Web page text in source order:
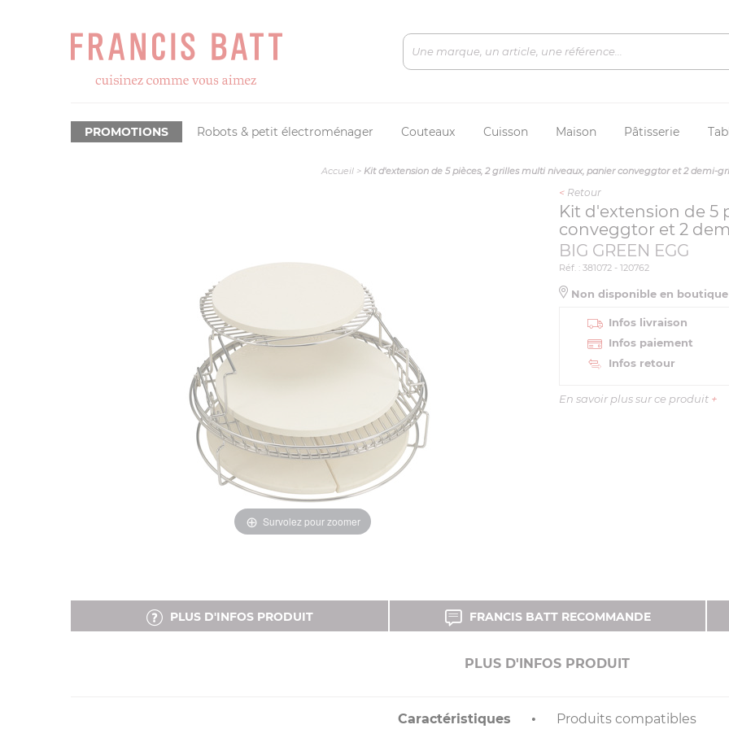
Robots & petit électroménager Couteaux Cuisson Maison Pâtisserie
PROMOTIONS
Accueil> Kit d'extension de 5 pièces, 2 grilles multi niveaux, panier conveggtor et 2 demi-
Survolez pour zoomer
< Retour
Kit d'extension de 5
conveggtor et 2
BIG GREEN EGG
Réf. : 381072 - 120762
Non disponible en boutique
Infos livraison
Infos paiement
Infos retour
En savoir plus sur ce produit +
PLUS D'INFOS PRODUIT FRANCIS BATT RECOMMANDE
PLUS D'INFOS PRODUIT
Caractéristiques Produits compatibles